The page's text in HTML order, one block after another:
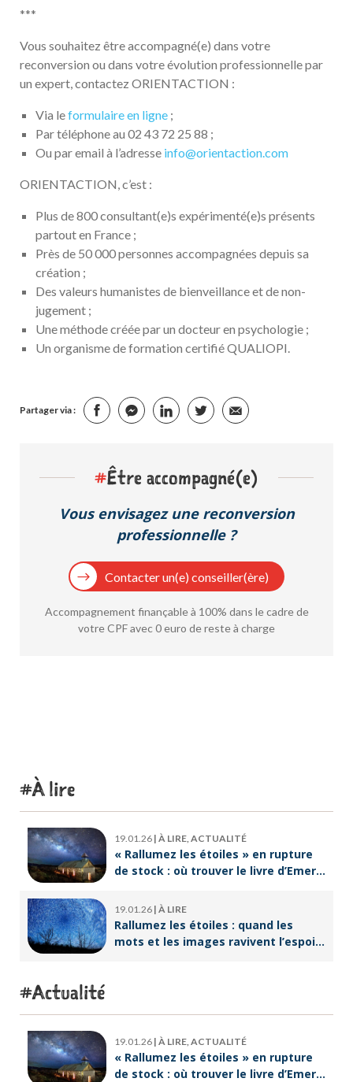
***
Vous souhaitez être accompagné(e) dans votre
reconversion ou dans votre évolution professionnelle par
un expert, contactez ORIENTACTION :
Via leformulaire en ligne ;
Par téléphone au 02 43 72 25 88 ;
Ou par email à l’adresse info@orientaction.com
ORIENTACTION, c’est :
Plus de 800 consultant(e)s expérimenté(e)s présents
partout en France ;
Près de 50 000 personnes accompagnées depuis sa
création ;
Des valeurs humanistes de bienveillance et de non-
jugement ;
Une méthode créée par un docteur en psychologie ;
Un organisme de formation certifié QUALIOPI.
Partager via :
#Être accompagné(e)
Vous envisagez une reconversion
professionnelle ?
Contacter un(e) conseiller(ère)
Accompagnement finançable à 100% dans le cadre de
votre CPF avec 0 euro de reste à charge
À lire
19.01.26 | À LIRE, ACTUALITÉ
« Rallumez les étoiles » en rupture
de stock : où trouver le livre d’Emeric
19.01.26 | À LIRE
Rallumez les étoiles : quand les
mots et les images ravivent l’espoir
Actualité
19.01.26 | À LIRE, ACTUALITÉ
« Rallumez les étoiles » en rupture
de stock : où trouver le livre d’Emeric